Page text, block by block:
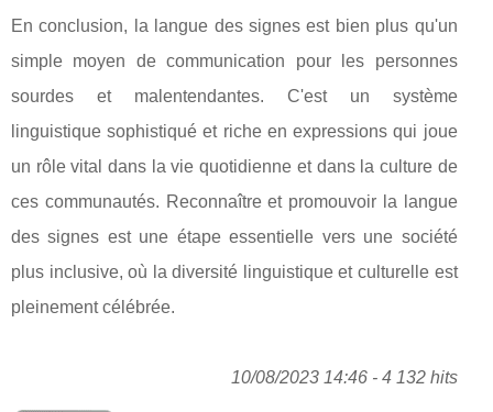
En conclusion, la langue des signes est bien plus qu'un
simple moyen de communication pour les personnes
sourdes et malentendantes. C'est un système
linguistique sophistiqué et riche en expressions qui joue
un rôle vital dans la vie quotidienne et dans la culture de
ces communautés. Reconnaître et promouvoir la langue
des signes est une étape essentielle vers une société
plus inclusive, où la diversité linguistique et culturelle est
pleinement célébrée.
10/08/2023 14:46 - 4 132 hits